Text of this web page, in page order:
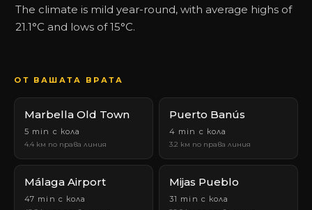
The climate is mild year-round, with average highs of
21.1°C and lows of 15°C.
ОТ ВАШАТА ВРАТА
Marbella Old Town
5 min с кола
4.4 км по права линия
Puerto Banús
4 min с кола
3.2 км по права линия
Málaga Airport
47 min с кола
Mijas Pueblo
31 min с кола